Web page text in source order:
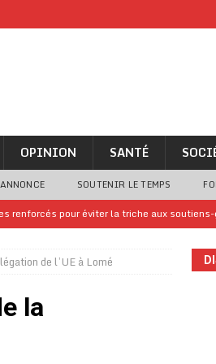
OPINION SANTÉ
SOUTENIR LE TEMPS
renforcés pour éviter la triche aux
confirme sa présence à la fête nationale
jours de congés en Grèce
billet de loterie gagnant que son propriétaire
de l’UE à Lomé
la